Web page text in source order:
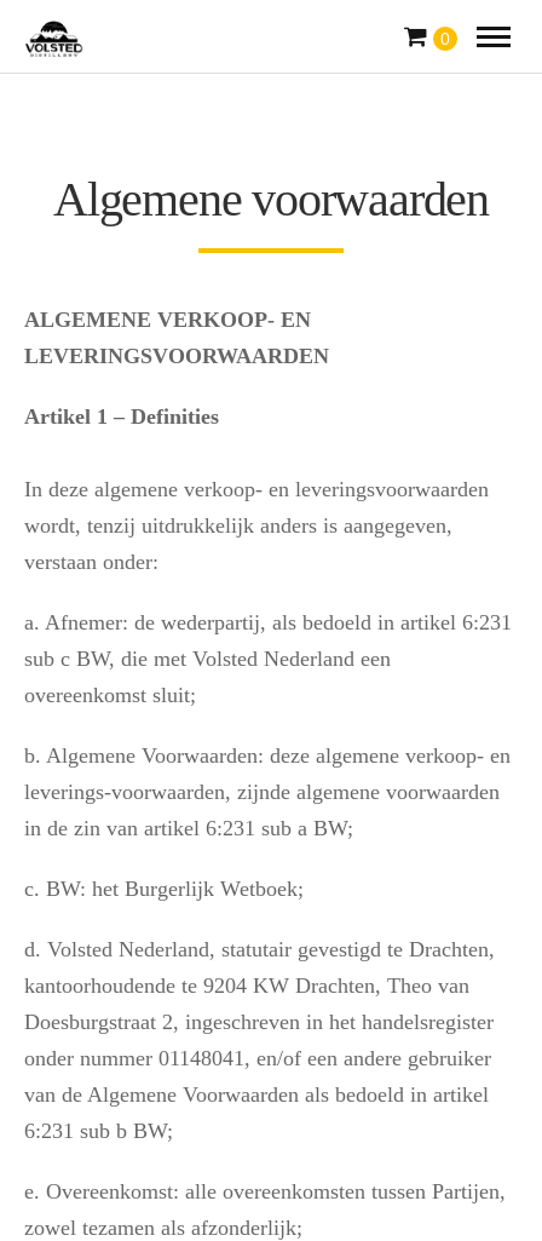
0
Algemene voorwaarden
ALGEMENE VERKOOP- EN
LEVERINGSVOORWAARDEN
Artikel 1 – Definities
In deze algemene verkoop- en leveringsvoorwaarden
wordt, tenzij uitdrukkelijk anders is aangegeven,
verstaan onder:
a. Afnemer: de wederpartij, als bedoeld in artikel 6:231
sub c BW, die met Volsted Nederland een
overeenkomst sluit;
b. Algemene Voorwaarden: deze algemene verkoop- en
leverings-voorwaarden, zijnde algemene voorwaarden
in de zin van artikel 6:231 sub a BW;
c. BW: het Burgerlijk Wetboek;
d. Volsted Nederland, statutair gevestigd te Drachten,
kantoorhoudende te 9204 KW Drachten, Theo van
Doesburgstraat 2, ingeschreven in het handelsregister
onder nummer 01148041, en/of een andere gebruiker
van de Algemene Voorwaarden als bedoeld in artikel
6:231 sub b BW;
e. Overeenkomst: alle overeenkomsten tussen Partijen,
zowel tezamen als afzonderlijk;